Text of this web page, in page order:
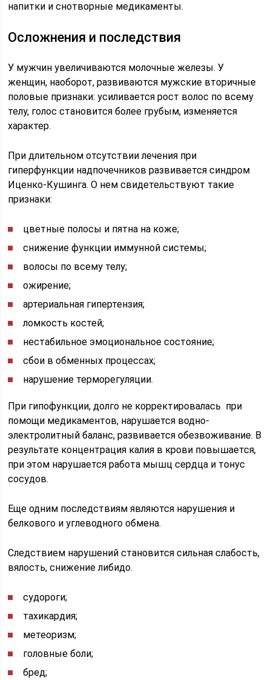
напитки и снотворные медикаменты.
Осложнения и последствия
У мужчин увеличиваются молочные железы. У
женщин, наоборот, развиваются мужские вторичные
половые признаки: усиливается рост волос по всему
телу, голос становится более грубым, изменяется
характер.
При длительном отсутствии лечения при
гиперфункции надпочечников развивается синдром
Иценко-Кушинга. О нем свидетельствуют такие
признаки:
цветные полосы и пятна на коже;
снижение функции иммунной системы;
волосы по всему телу;
ожирение;
артериальная гипертензия;
ломкость костей;
нестабильное эмоциональное состояние;
сбои в обменных процессах;
нарушение терморегуляции.
При гипофункции, долго не корректировалась при
помощи медикаментов, нарушается водно-
электролитный баланс, развивается обезвоживание. В
результате концентрация калия в крови повышается,
при этом нарушается работа мышц сердца и тонус
сосудов.
Еще одним последствиям являются нарушения и
белкового и углеводного обмена.
Следствием нарушений становится сильная слабость,
вялость, снижение либидо.
судороги;
тахикардия;
метеоризм;
головные боли;
бред;